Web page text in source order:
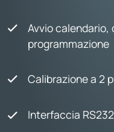
Avvio calendario,
programmazione
Calibrazione a 2
Interfaccia